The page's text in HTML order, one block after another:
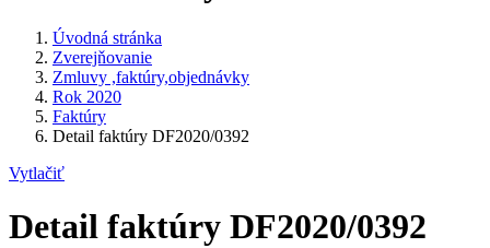
Úvodná stránka
Zverejňovanie
Zmluvy ,faktúry,objednávky
Rok 2020
Faktúry
Detail faktúry DF2020/0392
Vytlačiť
Detail faktúry DF2020/0392